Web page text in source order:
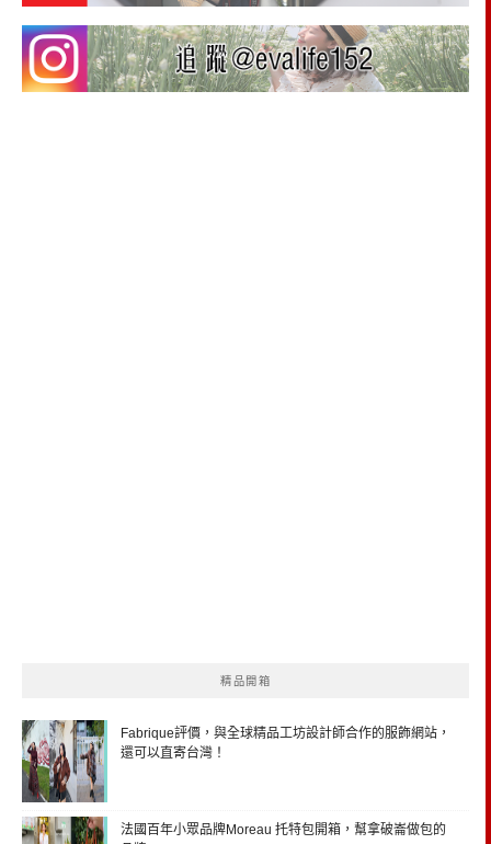
精品開箱
Fabrique評價，與全球精品工坊設計師合作的服飾網站，
還可以直寄台灣！
法國百年小眾品牌Moreau 托特包開箱，幫拿破崙做包的